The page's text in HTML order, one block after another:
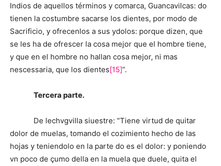
Indios de aquellos términos y comarca, Guancavilcas: do
tienen la costumbre sacarse los dientes, por modo de
Sacrificio, y ofrecenlos a sus ydolos: porque dizen, que
se les ha de ofrescer la cosa mejor que el hombre tiene,
y que en el hombre no hallan cosa mejor, ni mas
nescessaria, que los dientes[15]”.
Tercera parte.
De lechvgvilla siuestre: “Tiene virtud de quitar
dolor de muelas, tomando el cozimiento hecho de las
hojas y teniendolo en la parte do es el dolor: y poniendo
vn poco de çumo della en la muela que duele, quita el